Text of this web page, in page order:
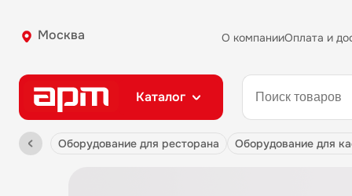
Москва О компанииОплата и
Каталог
оборудование для ресторана оборудование для